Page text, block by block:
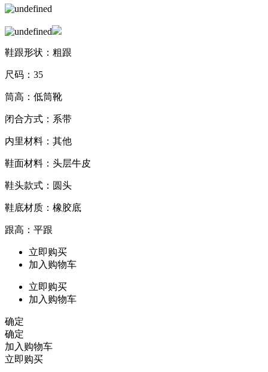
鞋跟形状：粗跟
尺码：35
筒高：低筒靴
闭合方式：系带
内里材料：其他
鞋面材料：头层牛皮
鞋头款式：圆头
鞋底材质：橡胶底
跟高：平跟
立即购买
加入购物车
立即购买
加入购物车
确定
确定
加入购物车
立即购买